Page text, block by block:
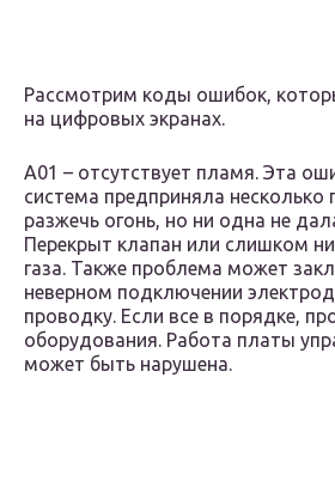
Рассмотрим коды ошибок,
на цифровых экранах.
A01 – отсутствует пламя. Эта
система предприняла
разжечь огонь, но ни одна не
Перекрыт клапан или слишком
газа. Также проблема может
неверном подключении
проводку. Если все в порядке,
оборудования. Работа платы
может быть нарушена.